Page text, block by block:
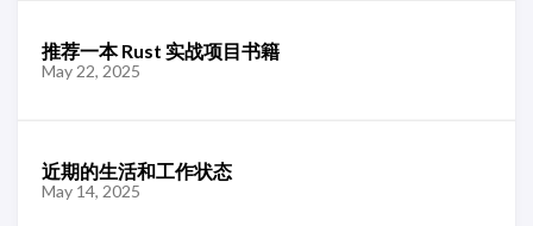
推荐一本 Rust 实战项目书籍
May 22, 2025
近期的生活和工作状态
May 14, 2025